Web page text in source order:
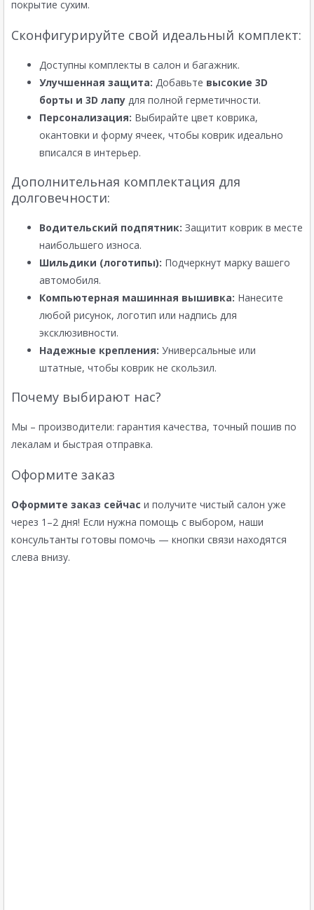
покрытие сухим.
Сконфигурируйте свой идеальный комплект:
Доступны комплекты в салон и багажник.
Улучшенная защита: Добавьте высокие 3D
борты и 3D лапу для полной герметичности.
Персонализация: Выбирайте цвет коврика,
окантовки и форму ячеек, чтобы коврик идеально
вписался в интерьер.
Дополнительная комплектация для
долговечности:
Водительский подпятник: Защитит коврик в месте
наибольшего износа.
Шильдики (логотипы): Подчеркнут марку вашего
автомобиля.
Компьютерная машинная вышивка: Нанесите
любой рисунок, логотип или надпись для
эксклюзивности.
Надежные крепления: Универсальные или
штатные, чтобы коврик не скользил.
Почему выбирают нас?
Мы – производители: гарантия качества, точный пошив по
лекалам и быстрая отправка.
Оформите заказ
Оформите заказ сейчас и получите чистый салон уже
через 1–2 дня! Если нужна помощь с выбором, наши
консультанты готовы помочь — кнопки связи находятся
слева внизу.